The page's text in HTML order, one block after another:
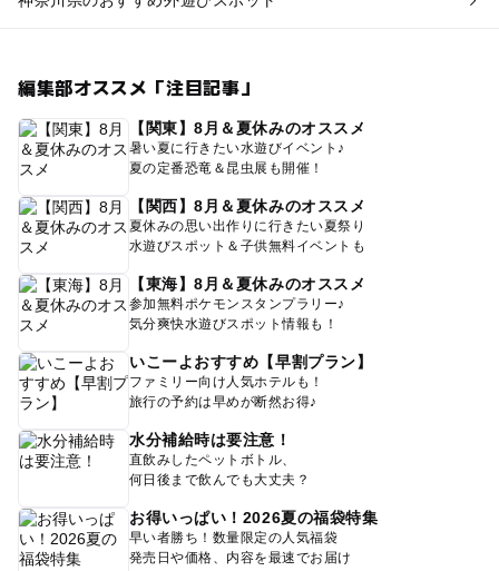
編集部オススメ「注目記事」
【関東】8月＆夏休みのオススメ
暑い夏に行きたい水遊びイベント♪
夏の定番恐竜＆昆虫展も開催！
【関西】8月＆夏休みのオススメ
夏休みの思い出作りに行きたい夏祭り
水遊びスポット＆子供無料イベントも
【東海】8月＆夏休みのオススメ
参加無料ポケモンスタンプラリー♪
気分爽快水遊びスポット情報も！
いこーよおすすめ【早割プラン】
ファミリー向け人気ホテルも！
旅行の予約は早めが断然お得♪
水分補給時は要注意！
直飲みしたペットボトル、
何日後まで飲んでも大丈夫？
お得いっぱい！2026夏の福袋特集
早い者勝ち！数量限定の人気福袋
発売日や価格、内容を最速でお届け